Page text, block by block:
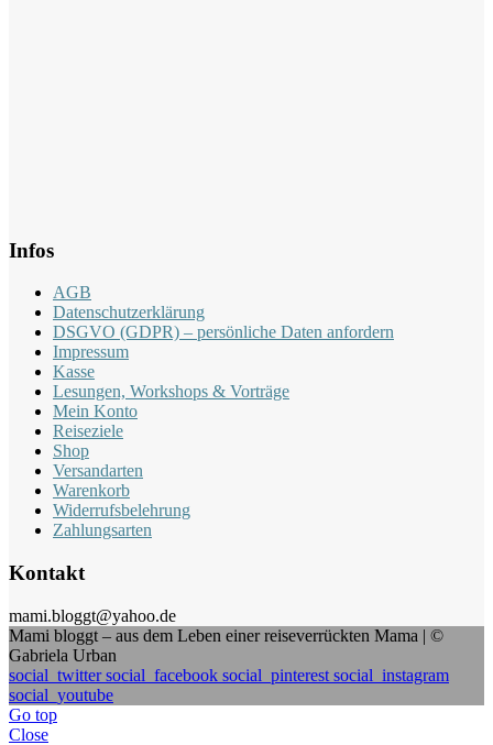
Infos
AGB
Datenschutzerklärung
DSGVO (GDPR) – persönliche Daten anfordern
Impressum
Kasse
Lesungen, Workshops & Vorträge
Mein Konto
Reiseziele
Shop
Versandarten
Warenkorb
Widerrufsbelehrung
Zahlungsarten
Kontakt
mami.bloggt@yahoo.de
Mami bloggt – aus dem Leben einer reiseverrückten Mama | ©
Gabriela Urban
social_twittersocial_facebook social_pinterest social_instagram
social_youtube
Go top
Close